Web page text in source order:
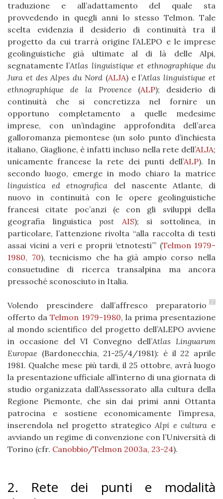
traduzione e all’adattamento del quale sta
provvedendo in quegli anni lo stesso Telmon. Tale
scelta evidenzia il desiderio di continuità tra il
progetto da cui trarrà origine l’ALEPO e le imprese
geolinguistiche già ultimate al di là delle Alpi,
segnatamente l’Atlas linguistique et ethnographique du
Jura et des Alpes du Nord (ALJA) e l’Atlas linguistique et
ethnographique de la Provence (ALP); desiderio di
continuità che si concretizza nel fornire un
opportuno completamento a quelle medesime
imprese, con un’indagine approfondita dell’area
galloromanza piemontese (un solo punto d’inchiesta
italiano, Giaglione, è infatti incluso nella rete dell’ALJA;
unicamente francese la rete dei punti dell’ALP). In
secondo luogo, emerge in modo chiaro la matrice
linguistica ed etnografica del nascente Atlante, di
nuovo in continuità con le opere geolinguistiche
francesi citate poc’anzi (e con gli sviluppi della
geografia linguistica post AIS); si sottolinea, in
particolare, l’attenzione rivolta “alla raccolta di testi
assai vicini a veri e proprii ‘etnotesti’” (Telmon 1979-
1980, 70), tecnicismo che ha già ampio corso nella
consuetudine di ricerca transalpina ma ancora
pressoché sconosciuto in Italia.
2
Volendo prescindere dall’affresco preparatorio
offerto daTelmon 1979-1980, la prima presentazione
al mondo scientifico del progetto dell’ALEPO avviene
in occasione del VI Convegno dell’Atlas Linguarum
Europae (Bardonecchia, 21-25/4/1981): è il 22 aprile
1981. Qualche mese più tardi, il 25 ottobre, avrà luogo
la presentazione ufficiale all’interno di una giornata di
studio organizzata dall’Assessorato alla cultura della
Regione Piemonte, che sin dai primi anni Ottanta
patrocina e sostiene economicamente l’impresa,
inserendola nel progetto strategicoAlpi e cultura e
avviando un regime di convenzione con l’Università di
Torino (cfr. Canobbio/Telmon 2003a, 23-24).
2. Rete dei punti e modalità